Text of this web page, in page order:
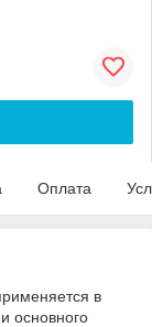
Оплата
в
основного